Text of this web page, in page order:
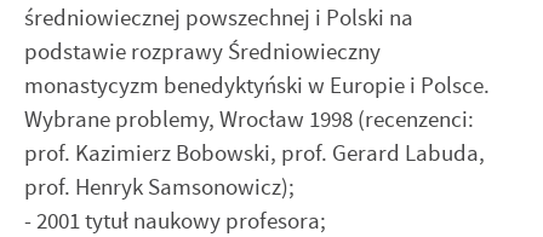
średniowiecznej powszechnej i Polski na
podstawie rozprawy Średniowieczny
monastycyzm benedyktyński w Europie i Polsce.
Wybrane problemy, Wrocław 1998 (recenzenci:
prof. Kazimierz Bobowski, prof. Gerard Labuda,
prof. Henryk Samsonowicz);
- 2001 tytuł naukowy profesora;